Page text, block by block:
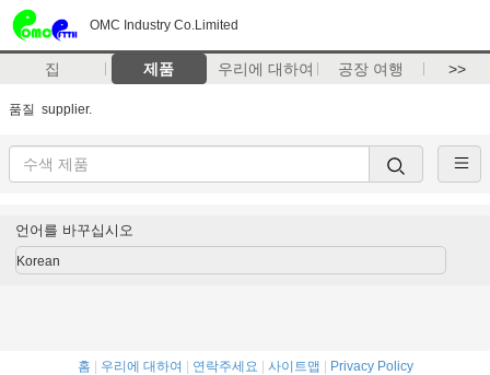
OMC Industry Co.Limited
집 제품 우리에 대하여 공장 여행 >>
품질 supplier.
언어를 바꾸십시오
Korean
홈 우리에 대하여 연락주세요 사이트맵 Privacy Policy